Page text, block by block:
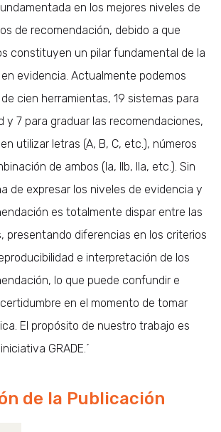
en los mejores niveles de
de recomendación, debido a que
constituyen un pilar fundamental de la
evidencia. Actualmente podemos
cien herramientas, 19 sistemas para
y 7 para graduar las recomendaciones,
utilizar letras (A, B, C, etc.), números
de ambos (Ia, IIb, IIa, etc.). Sin
de expresar los niveles de evidencia y
es totalmente dispar entre las
presentando diferencias en los criterios
e interpretación de los
lo que puede confundir e
en el momento de tomar
El propósito de nuestro trabajo es
GRADE.´
de la Publicación